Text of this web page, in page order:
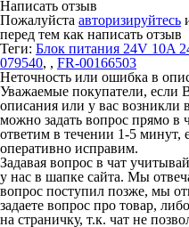
Написать отзыв
Пожалуйста авторизируйтесь
перед тем как написать отзыв
Теги: Блок питания 24V 10A
079540, , FR-00166503
Неточность или ошибка в
Уважаемые покупатели, если
описания или у вас возникли
можно задать вопрос прямо в
ответим в течении 1-5
оперативно исправим.
Задавая вопрос в чат
у нас в шапке сайта. Мы
вопрос поступил позже, мы
задаете вопрос про товар,
на страничку, т.к. чат не